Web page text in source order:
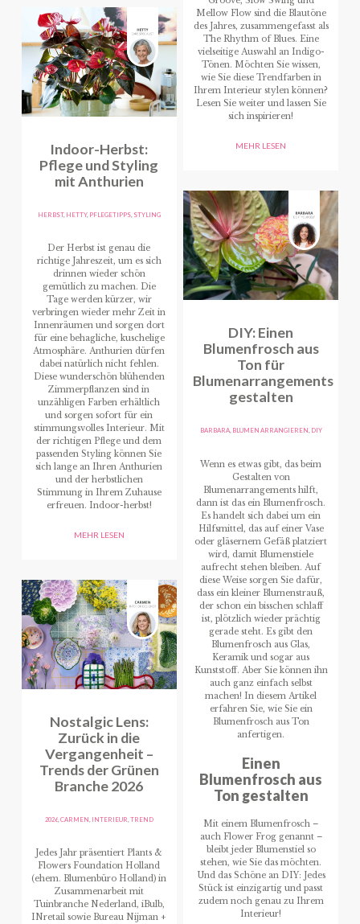
Indoor-Herbst:
Pflege und Styling
mit Anthurien
HERBST, HETTY, PFLEGETIPPS, STYLING
Der Herbst ist genau die
richtige Jahreszeit, um es sich
drinnen wieder schön
gemütlich zu machen. Die
Tage werden kürzer, wir
verbringen wieder mehr Zeit in
Innenräumen und sorgen dort
für eine behagliche, kuschelige
Atmosphäre. Anthurien dürfen
dabei natürlich nicht fehlen.
Diese wunderschön blühenden
Zimmerpflanzen sind in
unzähligen Farben erhältlich
und sorgen sofort für ein
stimmungsvolles Interieur. Mit
der richtigen Pflege und dem
passenden Styling können Sie
sich lange an Ihren Anthurien
und der herbstlichen
Stimmung in Ihrem Zuhause
erfreuen. Indoor-herbst!
MEHR LESEN
Nostalgic Lens:
Zurück in die
Vergangenheit –
Trends der Grünen
Branche 2026
2026,CARMEN, INTERIEUR,TREND
Jedes Jahr präsentiert Plants &
Flowers Foundation Holland
(ehem. Blumenbüro Holland) in
Zusammenarbeit mit
Tuinbranche Nederland, iBulb,
INretail sowie Bureau Nijman +
Mellow Flow sind die Blautöne
des Jahres, zusammengefasst als
The Rhythm of Blues. Eine
vielseitige Auswahl an Indigo-
Tönen. Möchten Sie wissen,
wie Sie diese Trendfarben in
Ihrem Interieur stylen können?
Lesen Sie weiter und lassen Sie
sich inspirieren!
MEHR LESEN
DIY: Einen
Blumenfrosch aus
Ton für
Blumenarrangements
gestalten
BARBARA, BLUMEN ARRANGIEREN, DIY
Wenn es etwas gibt, das beim
Gestalten von
Blumenarrangements hilft,
dann ist das ein Blumenfrosch.
Es handelt sich dabei um ein
Hilfsmittel, das auf einer Vase
oder gläsernem Gefäß platziert
wird, damit Blumenstiele
aufrecht stehen bleiben. Auf
diese Weise sorgen Sie dafür,
dass ein kleiner Blumenstrauß,
der schon ein bisschen schlaff
ist, plötzlich wieder prächtig
gerade steht. Es gibt den
Blumenfrosch aus Glas,
Keramik und sogar aus
Kunststoff. Aber Sie können ihn
auch ganz einfach selbst
machen! In diesem Artikel
erfahren Sie, wie Sie ein
Blumenfrosch aus Ton
anfertigen.
Einen
Blumenfrosch aus
Ton gestalten
Mit einem Blumenfrosch –
auch Flower Frog genannt –
bleibt jeder Blumenstiel so
stehen, wie Sie das möchten.
Und das Schöne an DIY: Jedes
Stück ist einzigartig und passt
zudem noch genau zu Ihrem
Interieur!